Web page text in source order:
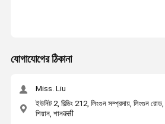
যোগাযোগের ঠিকানা
Miss. Liu
ইউনিট 2, বিল্ডিং 212, লিংগুন সম্প্রদায়, লিংগুন রোড,
শিয়ান, শানक्सी